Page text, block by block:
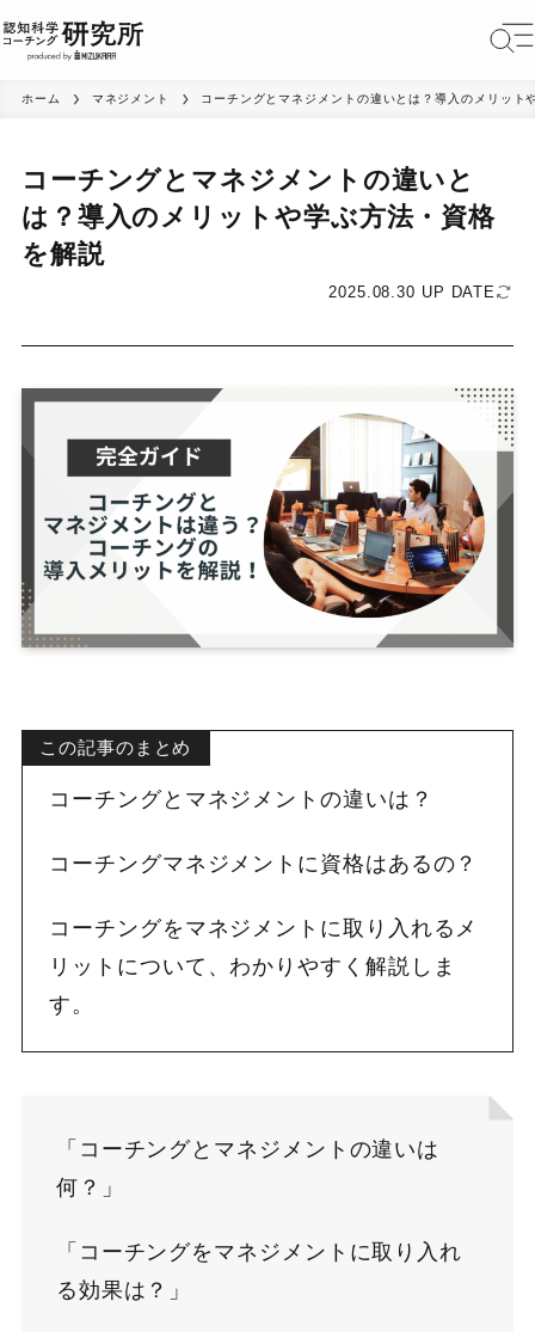
ホーム マネジメント コーチングとマネジメントの違いとは？導入のメリット
コーチングとマネジメントの違いと
は？導入のメリットや学ぶ方法・資格
を解説
2025.08.30 UP DATE
この記事のまとめ
コーチングとマネジメントの違いは？
コーチングマネジメントに資格はあるの？
コーチングをマネジメントに取り入れるメ
リットについて、わかりやすく解説しま
す。
「コーチングとマネジメントの違いは
何？」
「コーチングをマネジメントに取り入れ
る効果は？」